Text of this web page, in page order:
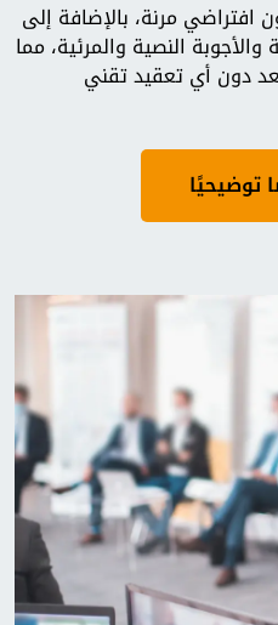
افتراضي مرنة، بالإضافة إلى
النصية والمرئية، مما
دون أي تعقيد تقني
توضيحيًا